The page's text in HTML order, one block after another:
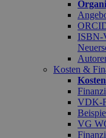
ISBN-
Kosten &
VDK-
VG